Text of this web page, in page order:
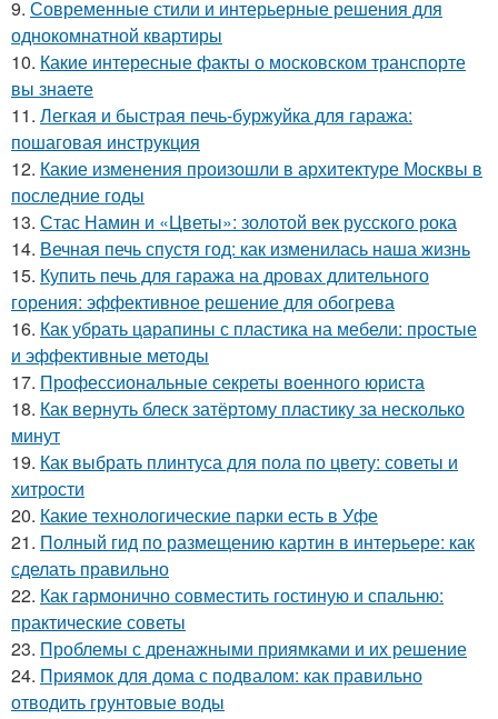
9. Современные стили и интерьерные решения для
однокомнатной квартиры
10. Какие интересные факты о московском транспорте
вы знаете
11. Легкая и быстрая печь-буржуйка для гаража:
пошаговая инструкция
12. Какие изменения произошли в архитектуре Москвы в
последние годы
13. Стас Намин и «Цветы»: золотой век русского рока
14. Вечная печь спустя год: как изменилась наша жизнь
15. Купить печь для гаража на дровах длительного
горения: эффективное решение для обогрева
16. Как убрать царапины с пластика на мебели: простые
и эффективные методы
17. Профессиональные секреты военного юриста
18. Как вернуть блеск затёртому пластику за несколько
минут
19. Как выбрать плинтуса для пола по цвету: советы и
хитрости
20. Какие технологические парки есть в Уфе
21. Полный гид по размещению картин в интерьере: как
сделать правильно
22. Как гармонично совместить гостиную и спальню:
практические советы
23. Проблемы с дренажными приямками и их решение
24. Приямок для дома с подвалом: как правильно
отводить грунтовые воды